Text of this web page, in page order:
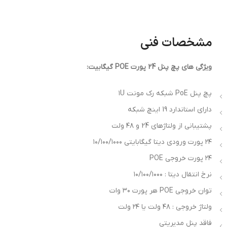
این پچ پنل با طراحی با کیفیت ساخت بالا، گزینه‌ی مناسبی
برای ایجاد ارتباطات شبکه با عملکرد پایدار و قابلیت ارائه‌ی
برق به دستگاه‌های مختلف می‌باشد. این ویژگی‌ها به مدیران
شبکه امکان می‌دهد تا به‌طور بهینه از منابع خود استفاده
PoE Patch Panel 24 Port با طراحی بهینه از نظر اندازه ،
سایز قابل نصب در رک‌های استاندارد می باشد و این ویژگی به
مدیران شبکه اجازه می‌دهد تا با بهره‌گیری از فضای محدود
مشخصات فنی
ویژگی های پچ پنل 24 پورت POE گیگابیت:
پچ پنل PoE شبکه رک مونت ۱U
دارای استاندارد 19 اینچ شبکه
پشتیبانی از ولتاژهای 24 و ۴۸ ولت
۲۴ پورت ورودی دیتا گیگابایتی ۱۰/۱۰۰/۱۰۰۰
۲۴ پورت خروجی POE
نرخ انتقال دیتا : ۱۰/۱۰۰/۱۰۰۰
توان خروجی POE هر پورت ۳۰ وات
ولتاژ خروجی : ۴۸ ولت یا ۲۴ ولت
فاقد پنل مدیریتی